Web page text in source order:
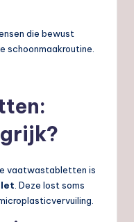
die bewust
schoonmaakroutine.
vaatwastabletten is
. Deze lost soms